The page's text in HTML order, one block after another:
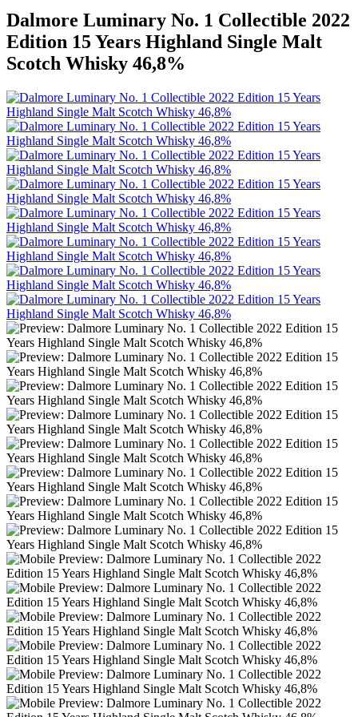
Dalmore Luminary No. 1 Collectible 2022
Edition 15 Years Highland Single Malt
Scotch Whisky 46,8%